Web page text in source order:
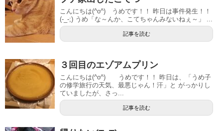
こんにちは(^o^) うめです！！ 昨日は事件発生！！
(-_-;) うめ「な～んか、こてちゃんみないねぇ～」 ...
記事を読む
３回目のエゾアムプリン
こんにちは(^o^) うめです！！ 昨日は、「うめ子
の修学旅行の天気、最悪じゃん！汗」と がっかりし
ていましたが、さっ...
記事を読む